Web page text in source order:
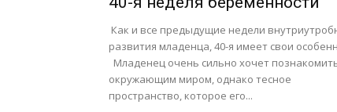
Как и все предыдущие недели
развития младенца, 40-я имеет свои
Младенец очень сильно хочет
окружающим миром, однако тесное
пространство, которое его...